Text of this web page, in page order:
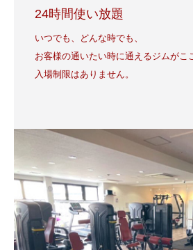
24時間使い放題
いつでも、どんな時でも、
お客様の通いたい時に通えるジムがこ
入場制限はありません。